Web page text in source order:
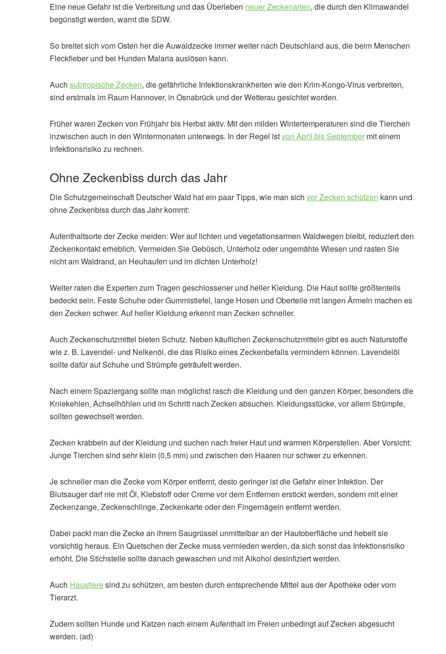
Eine neue Gefahr ist die Verbreitung und das Überleben neuer Zeckenarten, die durch den Klimawandel
begünstigt werden, warnt die SDW.
So breitet sich vom Osten her die Auwaldzecke immer weiter nach Deutschland aus, die beim Menschen
Fleckfieber und bei Hunden Malaria auslösen kann.
Auch subtropische Zecken, die gefährliche Infektionskrankheiten wie den Krim-Kongo-Virus verbreiten,
sind erstmals im Raum Hannover, in Osnabrück und der Wetterau gesichtet worden.
Früher waren Zecken von Frühjahr bis Herbst aktiv. Mit den milden Wintertemperaturen sind die Tierchen
inzwischen auch in den Wintermonaten unterwegs. In der Regel istvon April bis September mit einem
Infektionsrisiko zu rechnen.
Ohne Zeckenbiss durch das Jahr
Die Schutzgemeinschaft Deutscher Wald hat ein paar Tipps, wie man sich vor Zecken schützen kann und
ohne Zeckenbiss durch das Jahr kommt:
Aufenthaltsorte der Zecke meiden: Wer auf lichten und vegetationsarmen Waldwegen bleibt, reduziert den
Zeckenkontakt erheblich. Vermeiden Sie Gebüsch, Unterholz oder ungemähte Wiesen und rasten Sie
nicht am Waldrand, an Heuhaufen und im dichten Unterholz!
Weiter raten die Experten zum Tragen geschlossener und heller Kleidung. Die Haut sollte größtenteils
bedeckt sein. Feste Schuhe oder Gummistiefel, lange Hosen und Oberteile mit langen Ärmeln machen es
den Zecken schwer. Auf heller Kleidung erkennt man Zecken schneller.
Auch Zeckenschutzmittel bieten Schutz. Neben käuflichen Zeckenschutzmitteln gibt es auch Naturstoffe
wie z. B. Lavendel- und Nelkenöl, die das Risiko eines Zeckenbefalls vermindern können. Lavendelöl
sollte dafür auf Schuhe und Strümpfe geträufelt werden.
Nach einem Spaziergang sollte man möglichst rasch die Kleidung und den ganzen Körper, besonders die
Kniekehlen, Achselhöhlen und im Schritt nach Zecken absuchen. Kleidungsstücke, vor allem Strümpfe,
sollten gewechselt werden.
Zecken krabbeln auf der Kleidung und suchen nach freier Haut und warmen Körperstellen. Aber Vorsicht:
Junge Tierchen sind sehr klein (0,5 mm) und zwischen den Haaren nur schwer zu erkennen.
Je schneller man die Zecke vom Körper entfernt, desto geringer ist die Gefahr einer Infektion. Der
Blutsauger darf nie mit Öl, Klebstoff oder Creme vor dem Entfernen erstickt werden, sondern mit einer
Zeckenzange, Zeckenschlinge, Zeckenkarte oder den Fingernägeln entfernt werden.
Dabei packt man die Zecke an ihrem Saugrüssel unmittelbar an der Hautoberfläche und hebelt sie
vorsichtig heraus. Ein Quetschen der Zecke muss vermieden werden, da sich sonst das Infektionsrisiko
erhöht. Die Stichstelle sollte danach gewaschen und mit Alkohol desinfiziert werden.
Auch Haustieresind zu schützen, am besten durch entsprechende Mittel aus der Apotheke oder vom
Tierarzt.
Zudem sollten Hunde und Katzen nach einem Aufenthalt im Freien unbedingt auf Zecken abgesucht
werden. (ad)